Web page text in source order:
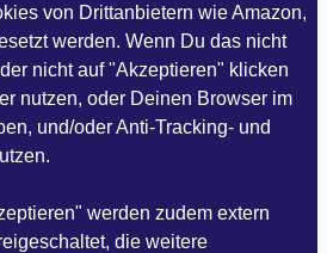
von Drittanbietern wie Amazon,
werden. Wenn Du das nicht
nicht auf "Akzeptieren" klicken
nutzen, oder Deinen Browser im
und/oder Anti-Tracking- und
werden zudem extern
die weitere